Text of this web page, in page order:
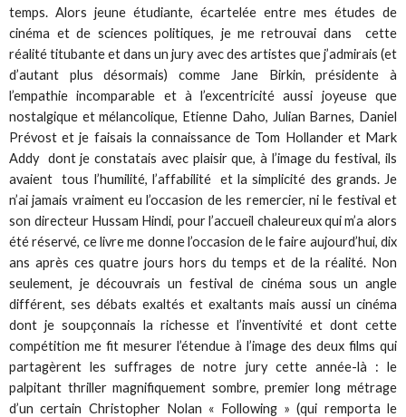
temps. Alors jeune étudiante, écartelée entre mes études de
cinéma et de sciences politiques, je me retrouvai dans cette
réalité titubante et dans un jury avec des artistes que j’admirais (et
d’autant plus désormais) comme Jane Birkin, présidente à
l’empathie incomparable et à l’excentricité aussi joyeuse que
nostalgique et mélancolique, Etienne Daho, Julian Barnes, Daniel
Prévost et je faisais la connaissance de Tom Hollander et Mark
Addy dont je constatais avec plaisir que, à l’image du festival, ils
avaient tous l’humilité, l’affabilité et la simplicité des grands. Je
n’ai jamais vraiment eu l’occasion de les remercier, ni le festival et
son directeur Hussam Hindi, pour l’accueil chaleureux qui m’a alors
été réservé, ce livre me donne l’occasion de le faire aujourd’hui, dix
ans après ces quatre jours hors du temps et de la réalité. Non
seulement, je découvrais un festival de cinéma sous un angle
différent, ses débats exaltés et exaltants mais aussi un cinéma
dont je soupçonnais la richesse et l’inventivité et dont cette
compétition me fit mesurer l’étendue à l’image des deux films qui
partagèrent les suffrages de notre jury cette année-là : le
palpitant thriller magnifiquement sombre, premier long métrage
d’un certain Christopher Nolan « Following » (qui remporta le